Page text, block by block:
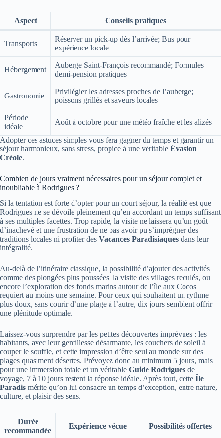
Aspect Conseils pratiques
Transports
Réserver un pick-up dès l’arrivée; Bus pour
expérience locale
Hébergement
Auberge Saint-François recommandé; Formules
demi-pension pratiques
Gastronomie
Privilégier les adresses proches de l’auberge;
poissons grillés et saveurs locales
Période
idéale
Août à octobre pour une météo fraîche et les alizés
Adopter ces astuces simples vous fera gagner du temps et garantir un
séjour harmonieux, sans stress, propice à une véritable Évasion
Créole.
Combien de jours vraiment nécessaires pour un séjour complet et
inoubliable à Rodrigues ?
Si la tentation est forte d’opter pour un court séjour, la réalité est que
Rodrigues ne se dévoile pleinement qu’en accordant un temps suffisant
à ses multiples facettes. Trop rapide, la visite ne laissera qu’un goût
d’inachevé et une frustration de ne pas avoir pu s’imprégner des
traditions locales ni profiter des Vacances Paradisiaques dans leur
intégralité.
Au-delà de l’itinéraire classique, la possibilité d’ajouter des activités
comme des plongées plus poussées, la visite des villages reculés, ou
encore l’exploration des fonds marins autour de l’île aux Cocos
requiert au moins une semaine. Pour ceux qui souhaitent un rythme
plus doux, sans courir d’une plage à l’autre, dix jours semblent offrir
une plénitude optimale.
Laissez-vous surprendre par les petites découvertes imprévues : les
habitants, avec leur gentillesse désarmante, les couchers de soleil à
couper le souffle, et cette impression d’être seul au monde sur des
plages quasiment désertes. Prévoyez donc au minimum 5 jours, mais
pour une immersion totale et un véritable Guide Rodrigues de
voyage, 7 à 10 jours restent la réponse idéale. Après tout, cette Île
Paradis mérite qu’on lui consacre un temps d’exception, entre nature,
culture, et plaisir des sens.
Durée
recommandée
Expérience vécue Possibilités offertes